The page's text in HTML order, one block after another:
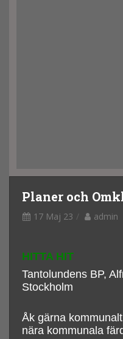
Planer och
17 Maj 23 admin
HITTA HIT
Tantolundens BP,
Stockholm
Åk gärna
nära kommunala